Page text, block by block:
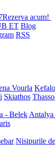
Rezerva acum!
ET Blog
RSS
Vourla
Skiathos
- Belek
Nisipurile